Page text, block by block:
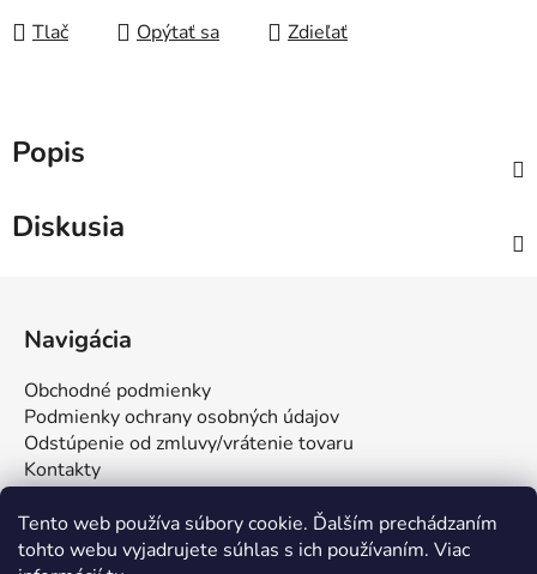
Tento web používa súbory cookie. Ďalším prechádzaním
tohto webu vyjadrujete súhlas s ich používaním. Viac
Tlač Opýtať sa Zdieľať
Popis
Diskusia
e
Navigácia
Obchodné podmienky
Podmienky ochrany osobných údajov
Odstúpenie od zmluvy/vrátenie tovaru
Kontakty